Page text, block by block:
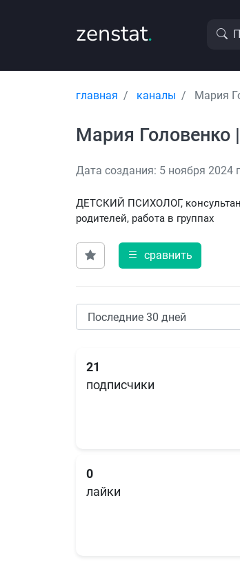
zenstat.
главная каналы Мария
Мария
Дата создания: 5 ноября 2024
ДЕТСКИЙ ПСИХОЛОГ,
родителей, работа в группах
сравнить
21
подписчики
0
лайки